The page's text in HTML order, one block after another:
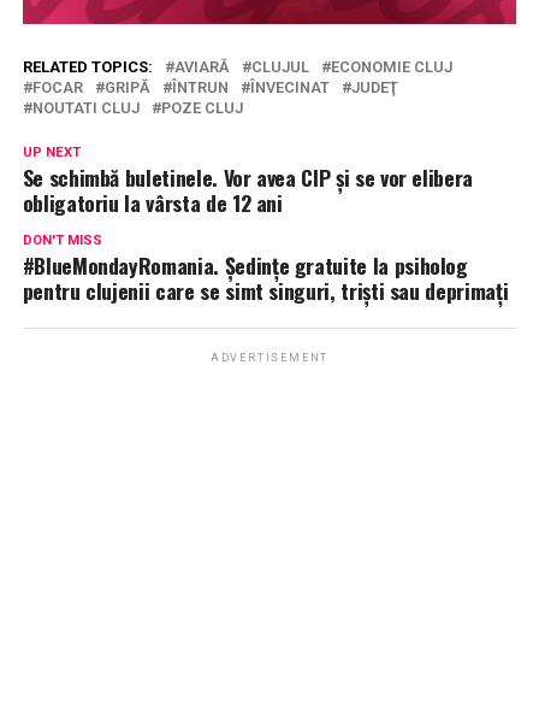
RELATED TOPICS: AVIARĂ CLUJUL
ECONOMIE CLUJ
FOCAR
GRIPĂ ÎNTRUN ÎNVECINAT
JUDEŢ
NOUTATI CLUJ
POZE CLUJ
UP NEXT
Se schimbă buletinele. Vor avea CIP și se vor elibera
obligatoriu la vârsta de 12 ani
DON'T MISS
#BlueMondayRomania. Ședințe gratuite la psiholog
pentru clujenii care se simt singuri, triști sau deprimați
ADVERTISEMENT